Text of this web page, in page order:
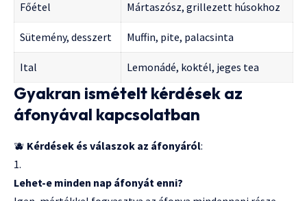
Főétel Mártaszósz, grillezett húsokhoz
Sütemény, desszert Muffin, pite, palacsinta
Ital Lemonádé, koktél, jeges tea
Gyakran ismételt kérdések az
áfonyával kapcsolatban
🫐 Kérdések és válaszok az áfonyáról:
Lehet-e minden nap áfonyát enni?